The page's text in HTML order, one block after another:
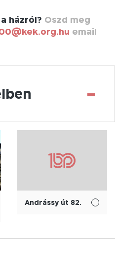
házról? Oszd meg
email
-
Andrássy út 82.